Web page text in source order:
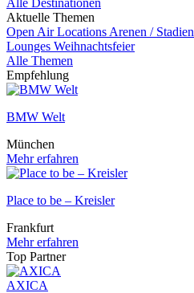
Alle Destinationen
Aktuelle Themen
Open Air Locations Arenen / Stadien
Lounges Weihnachtsfeier
Alle Themen
Empfehlung
BMW Welt
München
Mehr erfahren
Place to be – Kreisler
Frankfurt
Mehr erfahren
Top Partner
AXICA